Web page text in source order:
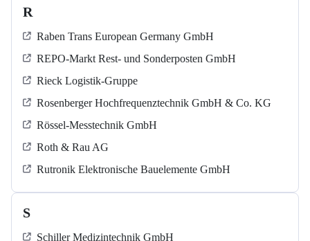
R
Raben Trans European Germany GmbH
REPO-Markt Rest- und Sonderposten GmbH
Rieck Logistik-Gruppe
Rosenberger Hochfrequenztechnik GmbH & Co. KG
Rössel-Messtechnik GmbH
Roth & Rau AG
Rutronik Elektronische Bauelemente GmbH
S
Schiller Medizintechnik GmbH